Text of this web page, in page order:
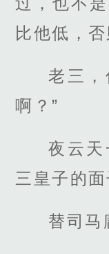
比他低，否
老三，
啊？”
夜云天
三皇子的面
替司马